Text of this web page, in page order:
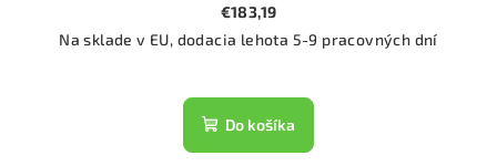
€183,19
Na sklade v EU, dodacia lehota 5-9 pracovných dní
Do košíka